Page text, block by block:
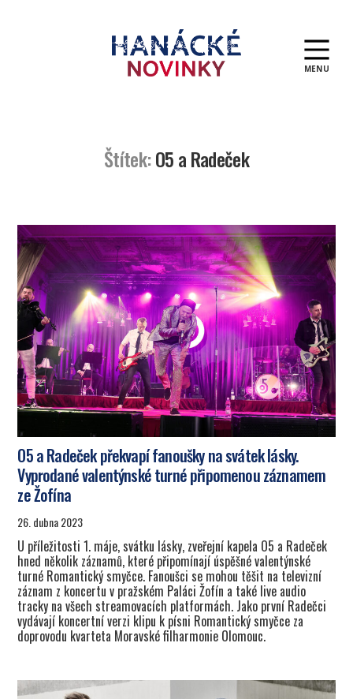
MENU
Štítek:O5 a Radeček
O5 a Radeček překvapí fanoušky na svátek lásky.
Vyprodané valentýnské turné připomenou záznamem
ze Žofína
26. dubna 2023
U příležitosti 1. máje, svátku lásky, zveřejní kapela O5 a Radeček
hned několik záznamů, které připomínají úspěšné valentýnské
turné Romantický smyčce. Fanoušci se mohou těšit na televizní
záznam z koncertu v pražském Paláci Žofín a také live audio
tracky na všech streamovacích platformách. Jako první Radečci
vydávají koncertní verzi klipu k písni Romantický smyčce za
doprovodu kvarteta Moravské filharmonie Olomouc.